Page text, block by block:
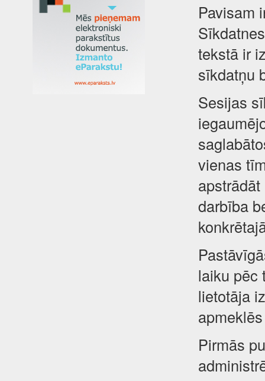
Pavisam
tekstā ir
sīkdatņu
Sesijas
vienas
darbība
laiku pēc
lietotāja
Pirmās